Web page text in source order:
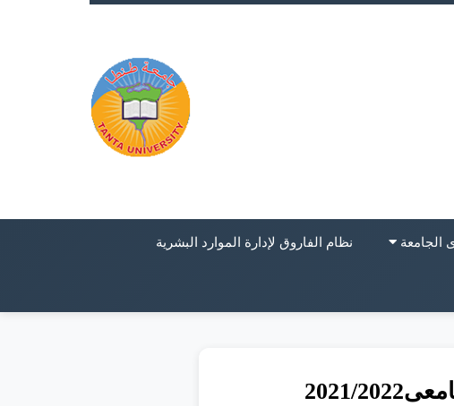
الجامعة نظام الفاروق لإدارة الموارد البشرية
2022